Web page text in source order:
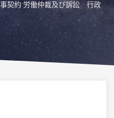
契約 労働仲裁及び訴訟 行政